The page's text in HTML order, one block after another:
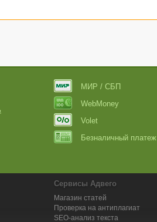
МИР / СБП
WebMoney
Volet
Безналичный платеж
Сервисы Адвего
Магазин статей
Проверка на антиплагиат
SEO-анализ текста